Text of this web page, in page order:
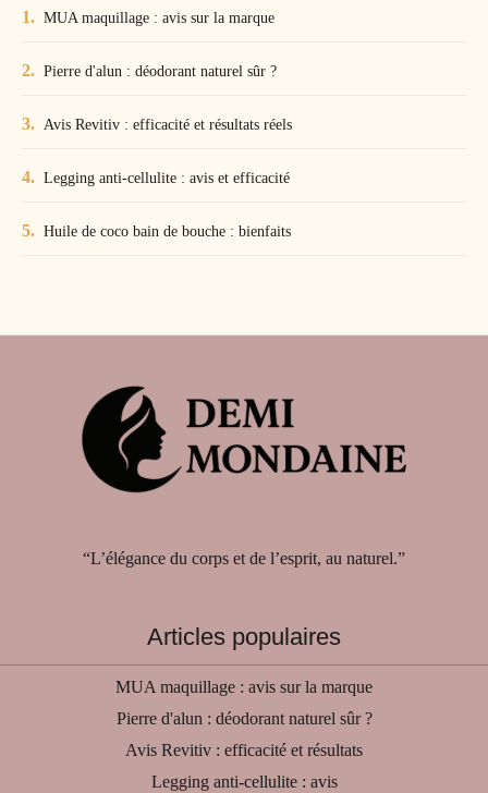
MUA maquillage : avis sur la marque
Pierre d'alun : déodorant naturel sûr ?
Avis Revitiv : efficacité et résultats réels
Legging anti-cellulite : avis et efficacité
Huile de coco bain de bouche : bienfaits
“L’élégance du corps et de l’esprit, au naturel.”
Articles populaires
MUA maquillage : avis sur la marque
Pierre d'alun : déodorant naturel sûr ?
Avis Revitiv : efficacité et résultats
Legging anti-cellulite : avis